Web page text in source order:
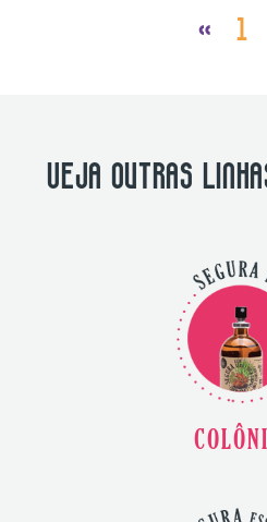
« 1
VEJA OUTRAS